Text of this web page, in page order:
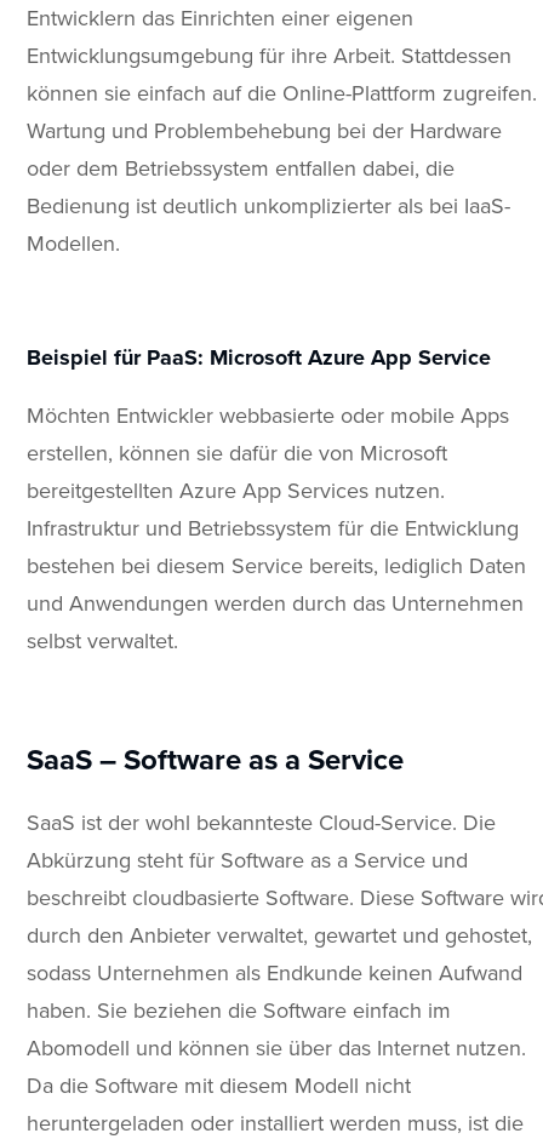
Entwicklern das Einrichten einer eigenen
Entwicklungsumgebung für ihre Arbeit. Stattdessen
können sie einfach auf die Online-Plattform zugreifen.
Wartung und Problembehebung bei der Hardware
oder dem Betriebssystem entfallen dabei, die
Bedienung ist deutlich unkomplizierter als bei IaaS-
Modellen.
Beispiel für PaaS: Microsoft Azure App Service
Möchten Entwickler webbasierte oder mobile Apps
erstellen, können sie dafür die von Microsoft
bereitgestellten Azure App Services nutzen.
Infrastruktur und Betriebssystem für die Entwicklung
bestehen bei diesem Service bereits, lediglich Daten
und Anwendungen werden durch das Unternehmen
selbst verwaltet.
SaaS – Software as a Service
SaaS ist der wohl bekannteste Cloud-Service. Die
Abkürzung steht für Software as a Service und
beschreibt cloudbasierte Software. Diese Software
durch den Anbieter verwaltet, gewartet und gehostet,
sodass Unternehmen als Endkunde keinen Aufwand
haben. Sie beziehen die Software einfach im
Abomodell und können sie über das Internet nutzen.
Da die Software mit diesem Modell nicht
heruntergeladen oder installiert werden muss, ist die